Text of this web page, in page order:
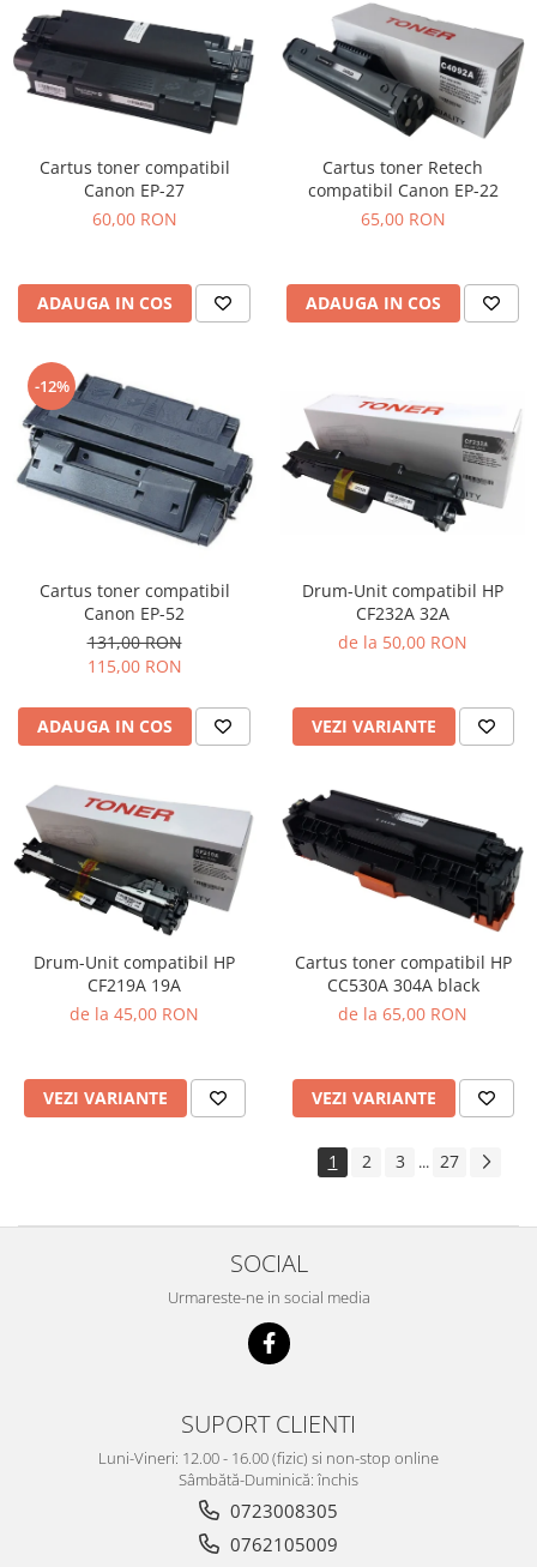
Cartus toner compatibil
Canon EP-27
60,00 RON
ADAUGA IN COS
Cartus toner Retech
compatibil Canon EP-22
65,00 RON
ADAUGA IN COS
-12%
Cartus toner compatibil
Canon EP-52
131,00 RON
115,00 RON
ADAUGA IN COS
Drum-Unit compatibil HP
CF232A 32A
de la 50,00 RON
VEZI VARIANTE
Drum-Unit compatibil HP
CF219A 19A
de la 45,00 RON
VEZI VARIANTE
Cartus toner compatibil HP
CC530A 304A black
de la 65,00 RON
VEZI VARIANTE
1 2 3 ... 27
SOCIAL
Urmareste-ne in social media
SUPORT CLIENTI
Luni-Vineri: 12.00 - 16.00 (fizic) si non-stop online
Sâmbătă-Duminică: închis
0723008305
0762105009